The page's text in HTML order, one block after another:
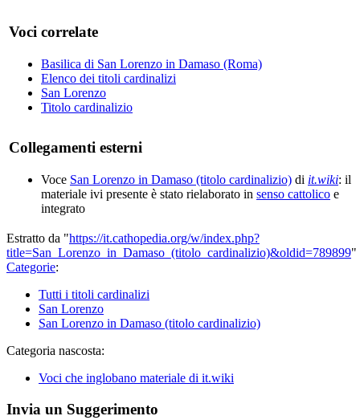
Voci correlate
Basilica di San Lorenzo in Damaso (Roma)
Elenco dei titoli cardinalizi
San Lorenzo
Titolo cardinalizio
Collegamenti esterni
Voce San Lorenzo in Damaso (titolo cardinalizio) di it.wiki: il
materiale ivi presente è stato rielaborato in senso cattolico e
integrato
Estratto da "https://it.cathopedia.org/w/index.php?
title=San_Lorenzo_in_Damaso_(titolo_cardinalizio)&oldid=789899"
Categorie:
Tutti i titoli cardinalizi
San Lorenzo
San Lorenzo in Damaso (titolo cardinalizio)
Categoria nascosta:
Voci che inglobano materiale di it.wiki
Invia un Suggerimento